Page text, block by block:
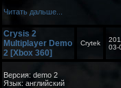
Читать дальше...
Crysis 2
Multiplayer Demo
2 [Xbox 360]
Crytek
03-
Версия: demo 2
Язык: английский